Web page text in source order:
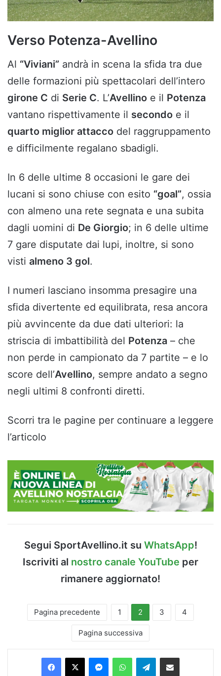
Verso Potenza-Avellino
Al “Viviani” andrà in scena la sfida tra due
delle formazioni più spettacolari dell’intero
girone C di Serie C. L’Avellino e il Potenza
vantano rispettivamente il secondo e il
quarto miglior attacco del raggruppamento
e difficilmente regalano sbadigli.
In 6 delle ultime 8 occasioni le gare dei
lucani si sono chiuse con esito “goal”, ossia
con almeno una rete segnata e una subita
dagli uomini di De Giorgio; in 6 delle ultime
7 gare disputate dai lupi, inoltre, si sono
visti almeno 3 gol.
I numeri lasciano insomma presagire una
sfida divertente ed equilibrata, resa ancora
più avvincente da due dati ulteriori: la
striscia di imbattibilità del Potenza – che
non perde in campionato da 7 partite – e lo
score dell’Avellino, sempre andato a segno
negli ultimi 8 confronti diretti.
Scorri tra le pagine per continuare a leggere
l’articolo
Segui SportAvellino.it su WhatsApp!
Iscriviti al nostro canale YouTube per
rimanere aggiornato!
Pagina precedente 1 2 3 4
Pagina successiva
Facebook
X MessengerWhatsAppTelegramCondividi via Email